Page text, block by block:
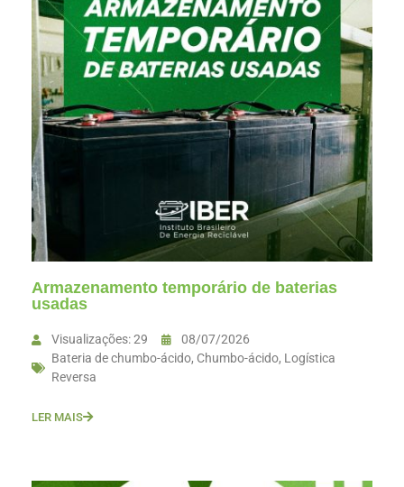
Armazenamento temporário de baterias
usadas
Visualizações: 29
08/07/2026
Bateria de chumbo-ácido, Chumbo-ácido, Logística
Reversa
LER MAIS